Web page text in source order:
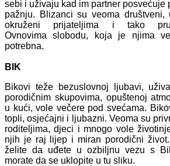
sebi i uživaju kad im partner posvećuje
pažnju. Blizanci su veoma društveni,
okruženi prijateljima i tako
Ovnovima slobodu, koja je njima
potrebna.
BIK
Bikovi teže bezuslovnoj ljubavi,
porodičnim skupovima, opuštenoj
u kući, vole večere pod svećama.
topli, osjećajni i ljubazni. Veoma su
roditeljima, djeci i mnogo vole
njih je raj lijep i miran porodični
želite da uđete u ozbiljnu vezu s
morate da se uklopite u tu sliku.